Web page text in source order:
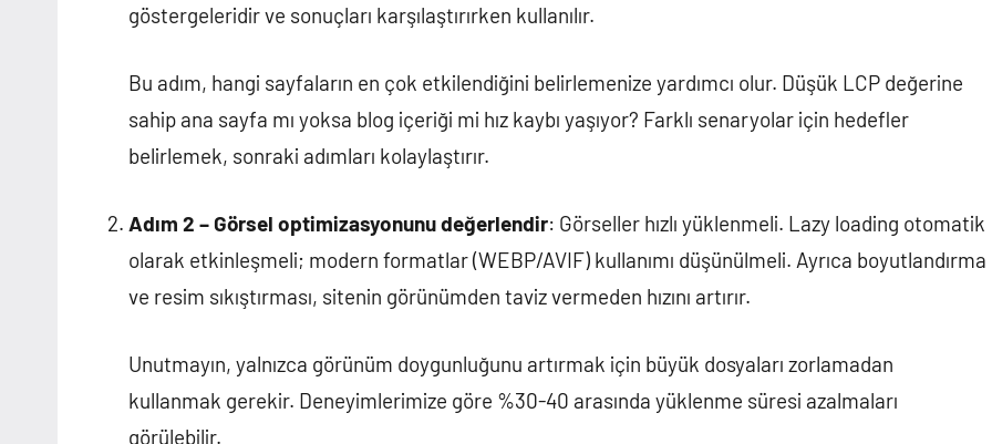
göstergeleridir ve sonuçları karşılaştırırken kullanılır.
Bu adım, hangi sayfaların en çok etkilendiğini belirlemenize yardımcı olur. Düşük LCP değerine
sahip ana sayfa mı yoksa blog içeriği mi hız kaybı yaşıyor? Farklı senaryolar için hedefler
belirlemek, sonraki adımları kolaylaştırır.
Adım 2 – Görsel optimizasyonunu değerlendir: Görseller hızlı yüklenmeli. Lazy loading otomatik
olarak etkinleşmeli; modern formatlar (WEBP/AVIF) kullanımı düşünülmeli. Ayrıca boyutlandırma
ve resim sıkıştırması, sitenin görünümden taviz vermeden hızını artırır.
Unutmayın, yalnızca görünüm doygunluğunu artırmak için büyük dosyaları zorlamadan
kullanmak gerekir. Deneyimlerimize göre %30-40 arasında yüklenme süresi azalmaları
görülebilir.